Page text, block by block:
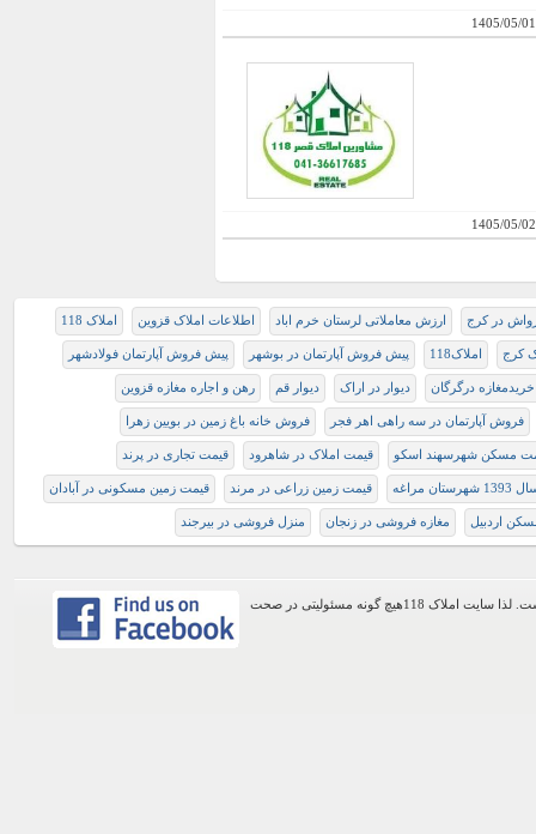
1405/05/01
1405/05/02
در کرج ارزش معاملاتی لرستان خرم اباد اطلاعات‌ املاک قزوین املاک 118
کرج املاک118 پیش فروش آپارتمان در بوشهر پیش فروش آپارتمان فولادشهر
خریدمغازه درگرگان دیوار در اراک دیوار قم رهن و اجاره مغازه قزوین
فروش آپارتمان در سه راهی اهر فجر فروش خانه باغ زمین در بویین زهرا
مسكن شهرسهند اسكو قیمت املاک در شاهرود قیمت تجاری در پرند
مراغه قیمت زمین زراعی در مرند قیمت زمین مسکونی در آبادان
اردبیل مغازه فروشی در زنجان منزل فروشی در بیرجند
اطلاعات موجود در این وب سایت از طریق کاربران عمومی سایت ثبت شده است. لذا سایت املاک 118هیچ گونه مسئولیتی در صحت